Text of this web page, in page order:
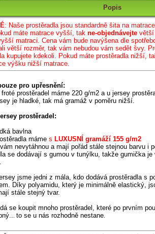
Popis
: Naše prostěradla jsou standardně šita na
máte matrace vyšší, tak ne-objednávejtevětší
matraci. Cena vám bude navýšena dle
větší rozměr, tak vám nebudou vám sedět švy.
kupujete kdekoli. Pokud máte prostěradla nižší,
výšku nižší matrace.
pro upřesnění:
prostěradel máme 220 g/m2 a u jersey
je hladké, tak má gramáž v poměru nižší.
prostěradel:
bavlna
máme s LUXUSNÍ gramáží 155 g/m2
nevytáhnou a mají pořád stále stejnou barvu i
se dodávají s gumou v tunýlku, takže gumička je
jsme jedni z mála, kdo dodává prostěradla s
Díky polyamidu,
který je minimálně elastický,
stále stejný tvar.
se koupit mnoho prostěradel, které po prvním
to se u nás rozhodně nestane.